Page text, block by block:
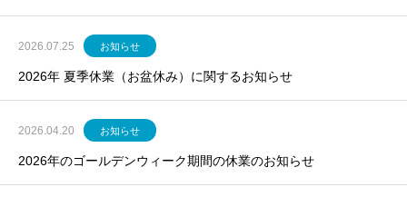
2026.07.25 お知らせ
2026年 夏季休業（お盆休み）に関するお知らせ
2026.04.20 お知らせ
2026年のゴールデンウィーク期間の休業のお知らせ